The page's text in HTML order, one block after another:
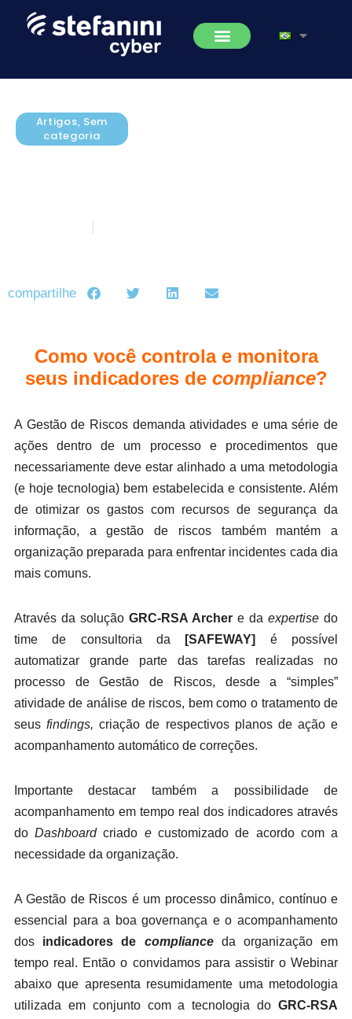
Artigos, Sem
categoria
compartilhe
Como você controla e monitora
seus indicadores de compliance?
A Gestão de Riscos demanda atividades e uma série de
ações dentro de um processo e procedimentos que
necessariamente deve estar alinhado a uma metodologia
(e hoje tecnologia) bem estabelecida e consistente. Além
de otimizar os gastos com recursos de segurança da
informação, a gestão de riscos também mantém a
organização preparada para enfrentar incidentes cada dia
mais comuns.
Através da solução GRC-RSA Archer e daexpertisedo
time de consultoria da
[SAFEWAY] é possível
automatizar grande parte das tarefas realizadas no
processo de Gestão de
Riscos, desde a “simples”
atividade de análise de riscos, bem como o tratamento de
seusfindings,criação de respectivos planos de ação e
acompanhamento automático de correções.
Importante destacar também a possibilidade de
acompanhamento em tempo real dos indicadores através
doDashboardcriado ecustomizado de acordo com a
necessidade da organização.
A Gestão de Riscos é um processo dinâmico, contínuo e
essencial para a boa governança e o acompanhamento
dos indicadores de complianceda organização em
tempo real. Então o convidamos para assistir o Webinar
abaixo que apresenta resumidamente uma metodologia
utilizada em conjunto com a tecnologia doGRC-RSA